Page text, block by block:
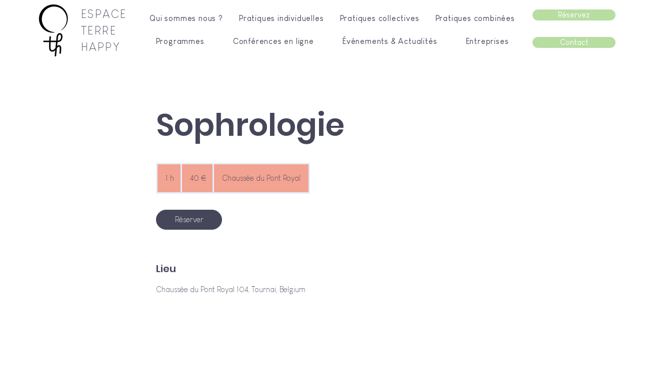
ESPACE
TERRE
HAPPY
Qui sommes nous ? Pratiques individuelles Pratiques collectives Pratiques combinées
Programmes Conférences en ligne Événements & Actualités Entreprises
Réservez
Contact
Sophrologie
1 h 40 € Chaussée du Pont Royal
Réserver
Lieu
Chaussée du Pont Royal 104, Tournai, Belgium